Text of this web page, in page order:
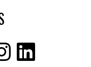
LinkedIn